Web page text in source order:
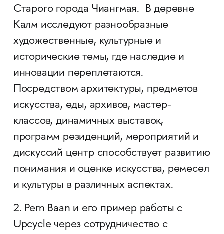
Старого города Чиангмая. В деревне
Калм исследуют разнообразные
художественные, культурные и
исторические темы, где наследие и
инновации переплетаются.
Посредством архитектуры, предметов
искусства, еды, архивов, мастер-
классов, динамичных выставок,
программ резиденций, мероприятий и
дискуссий центр способствует развитию
понимания и оценке искусства, ремесел
и культуры в различных аспектах.
2. Pern Baan и его пример работы с
Upcycle через сотрудничество с